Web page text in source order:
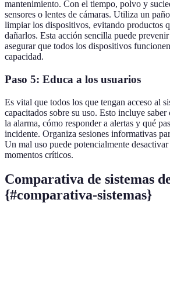
mantenimiento. Con el tiempo, polvo y
sensores o lentes de cámaras. Utiliza un
limpiar los dispositivos, evitando productos
dañarlos. Esta acción sencilla puede
asegurar que todos los dispositivos
capacidad.
Paso 5: Educa a los usuarios
Es vital que todos los que tengan acceso al
capacitados sobre su uso. Esto incluye
la alarma, cómo responder a alertas y qué
incidente. Organiza sesiones informativas
Un mal uso puede potencialmente desactivar
momentos críticos.
Comparativa de sistemas
{#comparativa-sistemas}